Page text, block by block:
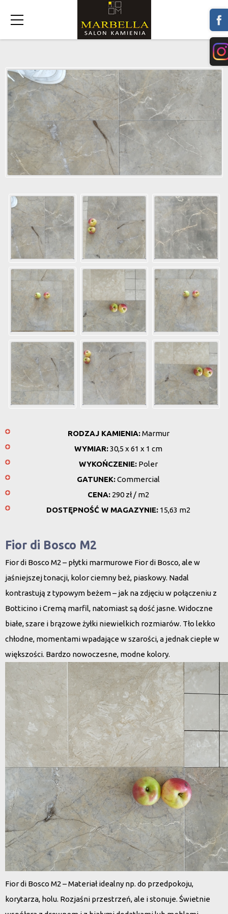
RODZAJ KAMIENIA:Marmur
WYMIAR:30,5 x 61 x 1 cm
WYKOŃCZENIE: Poler
GATUNEK:Commercial
CENA: 290 zł / m2
DOSTĘPNOŚĆ W MAGAZYNIE: 15,63 m2
Fior di Bosco M2
Fior di Bosco M2 – płytki marmurowe Fior di Bosco, ale w
jaśniejszej tonacji, kolor ciemny beż, piaskowy. Nadal
kontrastują z typowym beżem – jak na zdjęciu w połączeniu z
Botticino i Cremą marfil, natomiast są dość jasne. Widoczne
białe, szare i brązowe żyłki niewielkich rozmiarów. Tło lekko
chłodne, momentami wpadające w szarości, a jednak ciepłe w
większości. Bardzo nowoczesne, modne kolory.
Fior di Bosco M2 – Materiał idealny np. do przedpokoju,
korytarza, holu. Rozjaśni przestrzeń, ale i stonuje. Świetnie